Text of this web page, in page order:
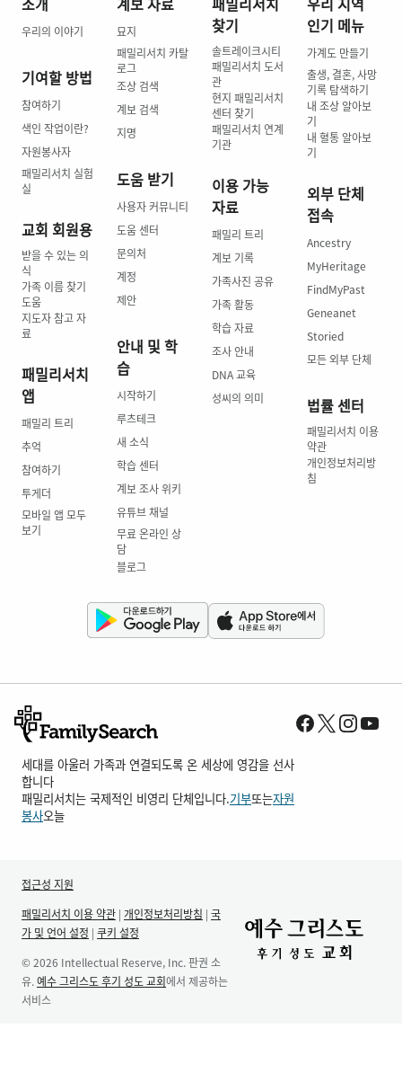
우리의 이야기
기여할 방법
참여하기
색인 작업이란?
자원봉사자
패밀리서치 실험
실
교회 회원용
받을 수 있는 의
식
가족 이름 찾기
도움
지도자 참고 자
료
패밀리서치
앱
패밀리 트리
추억
참여하기
투게더
모바일 앱 모두
보기
묘지
패밀리서치 카탈
로그
조상 검색
계보 검색
지명
도움 받기
사용자 커뮤니티
도움 센터
문의처
계정
제안
안내 및 학
습
시작하기
루츠테크
새 소식
학습 센터
계보 조사 위키
유튜브 채널
무료 온라인 상
담
블로그
찾기
솔트레이크시티
패밀리서치 도서
관
현지 패밀리서치
센터 찾기
패밀리서치 연계
기관
이용 가능
자료
패밀리 트리
계보 기록
가족사진 공유
가족 활동
학습 자료
조사 안내
DNA 교육
성씨의 의미
인기 메뉴
가계도 만들기
출생, 결혼, 사망
기록 탐색하기
내 조상 알아보
기
내 혈통 알아보
기
외부 단체
접속
Ancestry
MyHeritage
FindMyPast
Geneanet
Storied
모든 외부 단체
법률 센터
패밀리서치 이용
약관
개인정보처리방
침
세대를 아울러 가족과 연결되도록 온 세상에 영감을 선사
합니다
패밀리서치는 국제적인 비영리 단체입니다.기부또는자원
봉사오늘
접근성 지원
패밀리서치 이용 약관 | 개인정보처리방침 | 국
가 및 언어 설정 | 쿠키 설정
© 2026 Intellectual Reserve, Inc. 판권 소
유. 예수 그리스도 후기 성도 교회에서 제공하는
서비스